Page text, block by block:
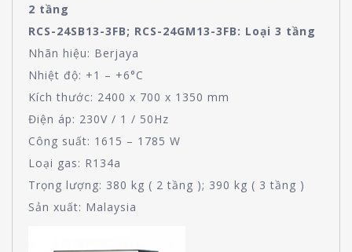
2 tầng
RCS-24SB13-3FB; RCS-24GM13-3FB: Loại 3 tầng
Nhãn hiệu: Berjaya
Nhiệt độ: +1 – +6°C
Kích thước: 2400 x 700 x 1350 mm
Điện áp: 230V / 1 / 50Hz
Công suất: 1615 – 1785 W
Loại gas: R134a
Trọng lượng: 380 kg ( 2 tầng ); 390 kg ( 3 tầng )
Sản xuất: Malaysia